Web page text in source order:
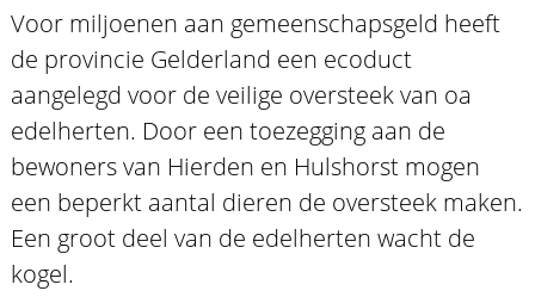
Voor miljoenen aan gemeenschapsgeld heeft
de provincie Gelderland een ecoduct
aangelegd voor de veilige oversteek van oa
edelherten. Door een toezegging aan de
bewoners van Hierden en Hulshorst mogen
een beperkt aantal dieren de oversteek maken.
Een groot deel van de edelherten wacht de
kogel.